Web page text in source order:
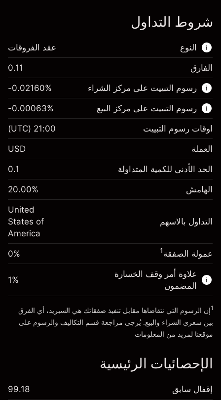
شروط التداول
النوع
هذا السوق المالي متاح للتداول من خلال عقود
الفروقات.
اعرف المزيد عن:
عقود الفروقات
عقد الفروقات
الفارق 0.11
رسوم التبييت على مركز الشراء
الهامش. استثمارك $1,000.00
-0.021596
%
(-$1.08)
المال من الرافعة المالية ~
الذهاب إلى المنصة
-0.02160%
رسوم التبييت على مركز البيع
الهامش. استثمارك $1,000.00
-0.000626
%
(-$0.03)
المال من الرافعة المالية ~$4,000.00
الذهاب إلى المنصة
-0.00063%
اوقات رسوم التبييت 21:00
(UTC)
العملة USD
الحد الأدنى للكمية المتداولة 0.1
الهامش 20.00%
التداول بالاسهم
United
States of
America
عمولة الصفقة1
0%
علاوة أمر وقف الخسارة
المضمون
1%
1إن الرسوم التي نتقاضاها مقابل تنفيذ صفقاتك هي السبريد، أي الفرق
بين سعري الشراء والبيع. يُرجى مراجعة قسم التكاليف والرسوم على
موقعنا لمزيد من المعلومات
الإحصائيات الرئيسية
إقفال سابق 99.18